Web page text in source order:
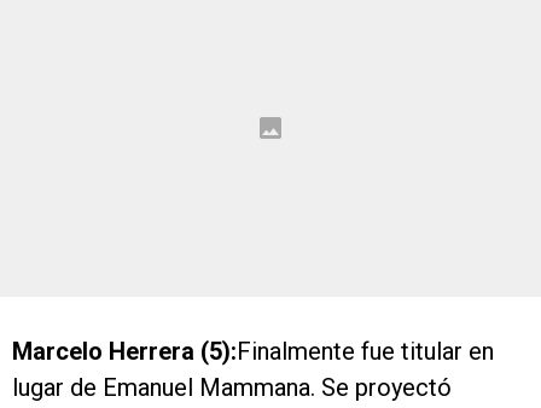
Marcelo Herrera (5):Finalmente fue titular en
lugar de Emanuel Mammana. Se proyectó